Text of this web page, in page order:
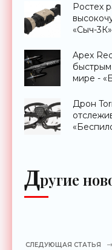
Ростех
«Сыч-
Apex
мире -
Дрон
Другие
СЛЕДУЮЩАЯ СТАТЬЯ